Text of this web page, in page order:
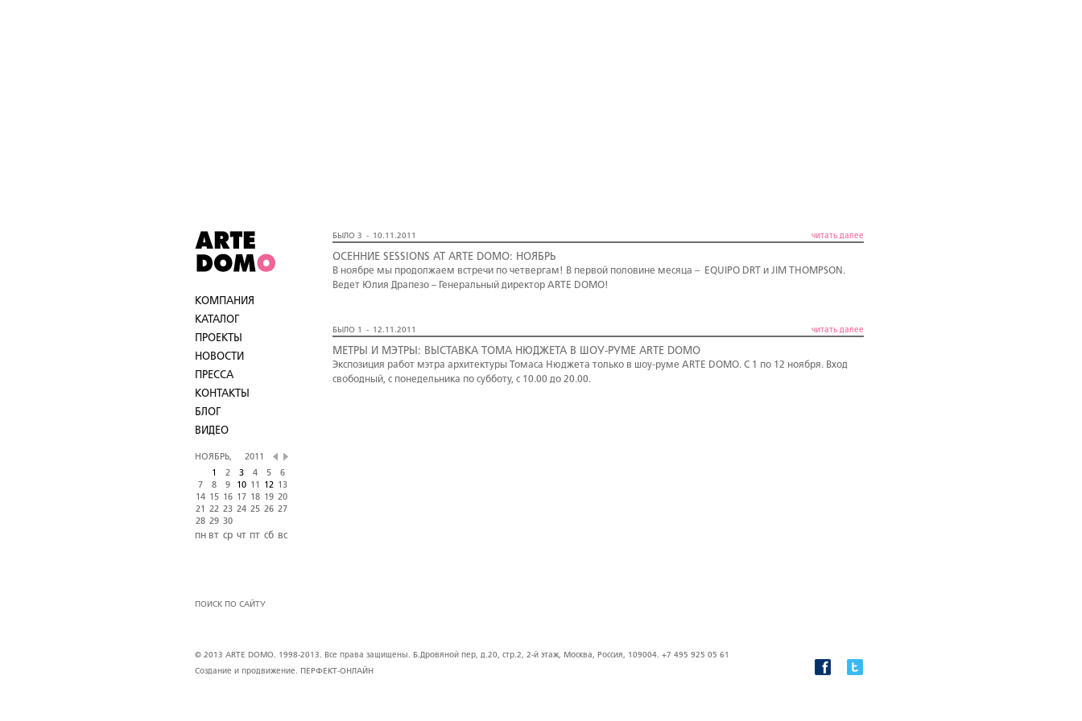
КОМПАНИЯ
КАТАЛОГ
ПРОЕКТЫ
НОВОСТИ
ПРЕССА
КОНТАКТЫ
БЛОГ
ВИДЕО
НОЯБРЬ,
2011
1
2 3 4 5
6
7
8 9 10 11 12
13
14 15 16 17 18 19 20
21
22 23 24 25 26 27
28 29 30
пн вт ср чт пт сб вс
ПОИСК ПО САЙТУ
БЫЛО 3 - 10.11.2011 читать далее
ОСЕННИЕ SESSIONS AT ARTE DOMO: НОЯБРЬ
В ноябре мы продолжаем встречи по четвергам! В первой половине месяца – EQUIPO DRT и JIM THOMPSON.
Ведет Юлия Драпезо – Генеральный директор ARTE DOMO!
БЫЛО 1 - 12.11.2011 читать далее
МЕТРЫ И МЭТРЫ: ВЫСТАВКА ТОМА НЮДЖЕТА В ШОУ-РУМЕ ARTE DOMO
Экспозиция работ мэтра архитектуры Томаса Нюджета только в шоу-руме ARTE DOMO. С 1 по 12 ноября. Вход
свободный, с понедельника по субботу, с 10.00 до 20.00.
© 2013 ARTE DOMO. 1998-2013. Все права защищены. Б.Дровяной пер, д.20, стр.2, 2-й этаж, Москва, Россия, 109004. +7 495 925 05 61
Создание и продвижение. ПЕРФЕКТ-ОНЛАЙН